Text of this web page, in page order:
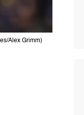
Alex Grimm)